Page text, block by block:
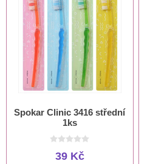
Spokar Clinic 3416 střední
1ks
39 Kč